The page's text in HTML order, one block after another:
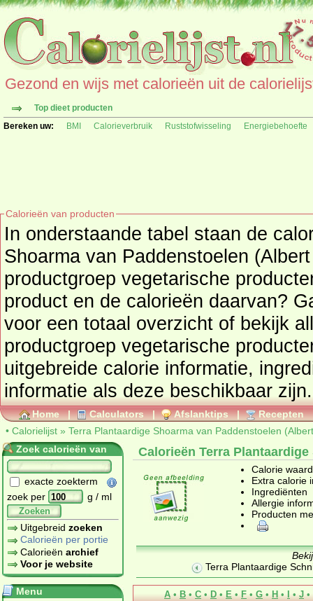
Gezond en wijs met calorieën uit de
Top dieet producten
Bereken uw:
BMI Calorieverbruik Ruststofwisseling Energiebehoefte
Calorieën van producten
In onderstaande tabel staan de
Shoarma van Paddenstoelen
productgroep vegetarische producten. Zoekt u een
product en de calorieën daarvan?
voor een totaal overzicht of bekijk alle producten uit de
productgroep vegetarische
uitgebreide calorie informatie,
informatie als deze beschikbaar zijn.
Home | Calculators | Afslanktips | Recepten
• Calorielijst » Terra Plantaardige Shoarma van Paddenstoelen
Zoek calorieën van
exacte zoekterm
zoek per
g / ml
Zoeken
Uitgebreid zoeken
Calorieën per portie
Calorieën archief
Voor je website
Menu
Calorieën Terra
Calorie
Extra calorie
Ingrediënten
Allergie
Producten
Terra Plantaardige
A • B • C • D • E • F • G • H • I • J •